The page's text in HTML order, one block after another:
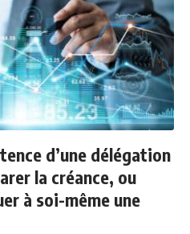
d’une délégation
la créance, ou
à soi-même une